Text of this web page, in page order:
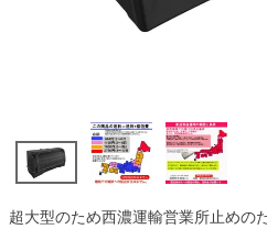
超大型のため西濃運輸営業所止めの